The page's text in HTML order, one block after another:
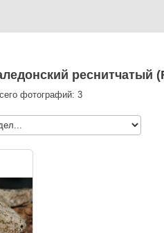
реснитчатый
фотографий: 3